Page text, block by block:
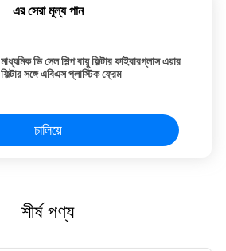
এর সেরা মূল্য পান
মাধ্যমিক ভি সেল শিল্প বায়ু ফিল্টার ফাইবারগ্লাস এয়ার
ফিল্টার সঙ্গে এবিএস প্লাস্টিক ফ্রেম
চালিয়ে
শীর্ষ পণ্য